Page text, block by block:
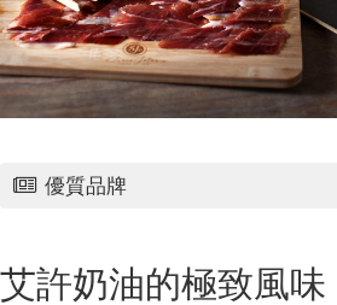
優質品牌
艾許奶油的極致風